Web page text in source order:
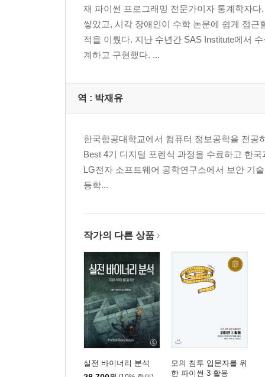
__IP 계층 디코딩
____ctypes 모듈
____struct 모듈
____IP 디코더 구현
__ICMP 디코딩
____시험해 보기
__이메일 로그인 정보 탈취
____시험해 보기
__스카피를 이용한 ARP 캐시 포이즈닝 공격
____시험해 보기
5장. 웹 해킹
__웹 라이브러리 사용하기
____파이썬2에서 사용하는 urllib2
____파이썬3에서 사용하는 urllib
____requests 라이브러리
____lxml 및 BeautifulSoup 패키지
__오픈 소스 웹 애플리케이션 파일 경로 파악
재 파이썬 프로그래밍 전문가이자 통계학자
쌓았고, 시각 장애인이 수학 논문에 쉽게 접
적을 이뤘다. 지난 수년간 SAS Institute에서
계하고 구현했다. ...
역 : 박재유
한국항공대학교에서 컴퓨터 정보공학을 전공
Best 4기 디지털 포렌식 과정을 수료하고 한
LG전자 소프트웨어 공학연구소에서 보안 기
등학...
작가의 다른 상품
실전 바이너리 분석
모의 침투 입문자를 위
한 파이썬 3 활용